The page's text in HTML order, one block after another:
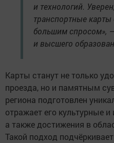
и технологий.
транспортные карты
большим спросом»,
и высшего
Карты станут не только
проезда, но и памятным
региона подготовлен
отражает его культурные
а также достижения в
Такой подход